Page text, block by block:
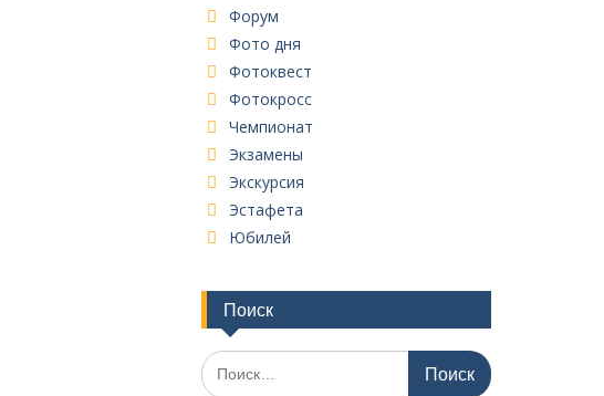
Форум
Фото дня
Фотоквест
Фотокросс
Чемпионат
Экзамены
Экскурсия
Эстафета
Юбилей
Поиск
Поиск
по: